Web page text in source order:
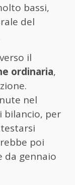
bassi,
del
il
ordinaria,
nel
bilancio, per
poi
da gennaio